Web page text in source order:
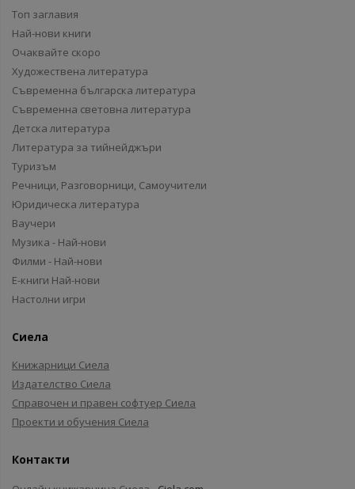
Топ заглавия
Най-нови книги
Очаквайте скоро
Художествена литература
Съвременна българска литература
Съвременна световна литература
Детска литература
Литература за тийнейджъри
Туризъм
Речници, Разговорници, Самоучители
Юридическа литература
Ваучери
Музика - Най-нови
Филми - Най-нови
Е-книги Най-нови
Настолни игри
Сиела
Книжарници Сиела
Издателство Сиела
Справочен и правен софтуер Сиела
Проекти и обучения Сиела
Контакти